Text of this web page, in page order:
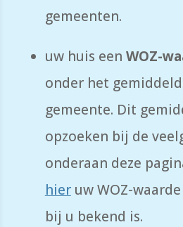
gemeenten.
uw huis een WOZ-
onder het
gemeente. Dit
opzoeken bij de
onderaan deze
hieruw WOZ-
bij u bekend is.